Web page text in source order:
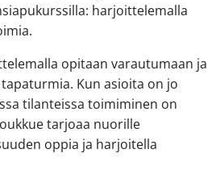
harjoittelemalla
opitaan varautumaan ja
Kun asioita on jo
tilanteissa toimiminen on
tarjoaa nuorille
oppia ja harjoitella